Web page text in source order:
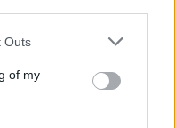
Outs
of my